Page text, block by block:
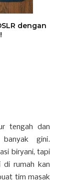
dengan
tengah dan
banyak gini.
biryani, tapi
di rumah kan
tim masak